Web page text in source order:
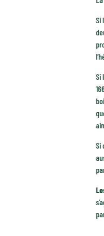
Si
Si
Si